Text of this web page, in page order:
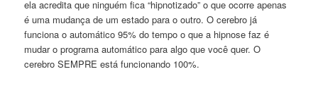
ela acredita que ninguém fica “hipnotizado” o que ocorre apenas
é uma mudança de um estado para o outro. O cerebro já
funciona o automático 95% do tempo o que a hipnose faz é
mudar o programa automático para algo que você quer. O
cerebro SEMPRE está funcionando 100%.